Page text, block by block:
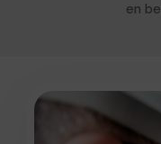
en